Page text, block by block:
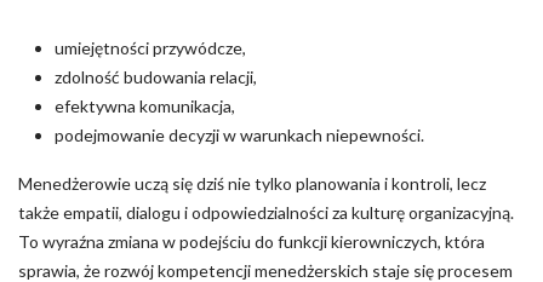
umiejętności przywódcze,
zdolność budowania relacji,
efektywna komunikacja,
podejmowanie decyzji w warunkach niepewności.
Menedżerowie uczą się dziś nie tylko planowania i kontroli, lecz
także empatii, dialogu i odpowiedzialności za kulturę organizacyjną.
To wyraźna zmiana w podejściu do funkcji kierowniczych, która
sprawia, że rozwój kompetencji menedżerskich staje się procesem